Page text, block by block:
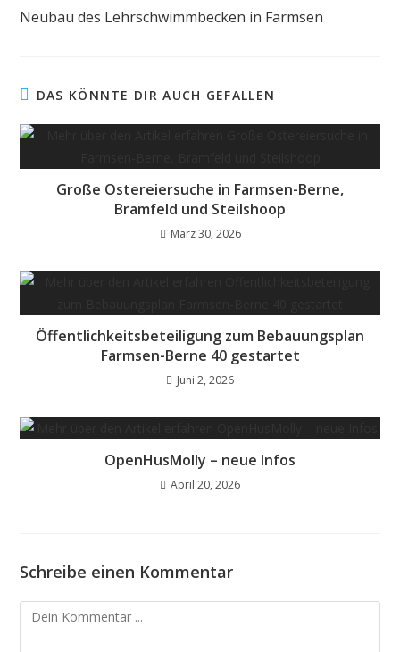
ansehen
Neubau des Lehrschwimmbecken in Farmsen
DAS KÖNNTE DIR AUCH GEFALLEN
Große Ostereiersuche in Farmsen-Berne,
Bramfeld und Steilshoop
März 30, 2026
Öffentlichkeitsbeteiligung zum Bebauungsplan
Farmsen-Berne 40 gestartet
Juni 2, 2026
OpenHusMolly – neue Infos
April 20, 2026
Schreibe einen Kommentar
Kommentieren